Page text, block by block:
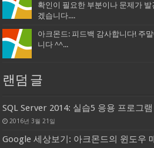
확인이 필요한 부분이나 문제가
겠습니다....
아크몬드: 피드백 감사합니다! 주
니다 ^^...
랜덤 글
SQL Server 2014: 실습5 응용 프로그
2016년 3월 21일
Google 세상보기: 아크몬드의 윈도우